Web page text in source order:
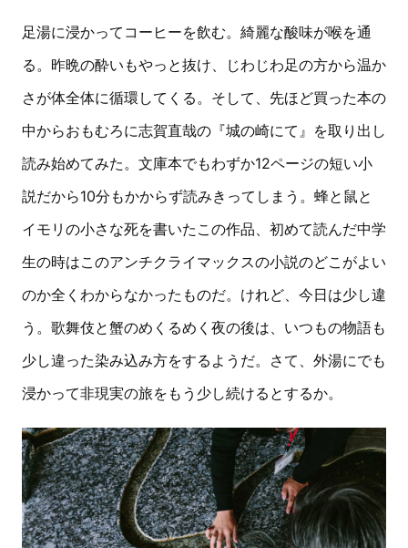
足湯に浸かってコーヒーを飲む。綺麗な酸味が喉を通
る。昨晩の酔いもやっと抜け、じわじわ足の方から温か
さが体全体に循環してくる。そして、先ほど買った本の
中からおもむろに志賀直哉の『城の崎にて』を取り出し
読み始めてみた。文庫本でもわずか12ページの短い小
説だから10分もかからず読みきってしまう。蜂と鼠と
イモリの小さな死を書いたこの作品、初めて読んだ中学
生の時はこのアンチクライマックスの小説のどこがよい
のか全くわからなかったものだ。けれど、今日は少し違
う。歌舞伎と蟹のめくるめく夜の後は、いつもの物語も
少し違った染み込み方をするようだ。さて、外湯にでも
浸かって非現実の旅をもう少し続けるとするか。